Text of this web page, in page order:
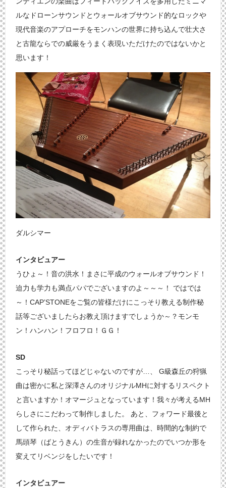
ルなドローンサウンドとウォールオブサウンド的なロックや
現代音楽のアプローチをモンハンの世界に持ち込んで壮大さ
と古龍ならでの威厳をうまく表現いただけたのではないかと
思います！
ダルシマー
インタビュアー
うひょ～！音の洪水！まさに平成のウォールオブサウンド！
迫力も学力も満点パパでございますのよ～～～！ ではでは
～！CAP’STONEをご覧の皆様だけにこっそり教える制作秘
話等ございましたらお教え頂けますでしょうか～？モンモ
ン！ハンハン！フロフロ！ＧＧ！
SD
こっそり秘話ってほどじゃないのですが…、 G級森丘の狩猟
曲は密かに私と深澤さんのオリジナルMHに対するリスペクト
と言いますか！オマージュとなっています！我々が考えるMH
らしさにこだわって制作しました。 あと、フォワード最後と
して作られた、オディバトラスの専用曲は、時間的な制約で
馬頭琴（ばとうきん）の生音が録れなかったのでいつか形を
変えてリベンジをしたいです！
インタビュアー